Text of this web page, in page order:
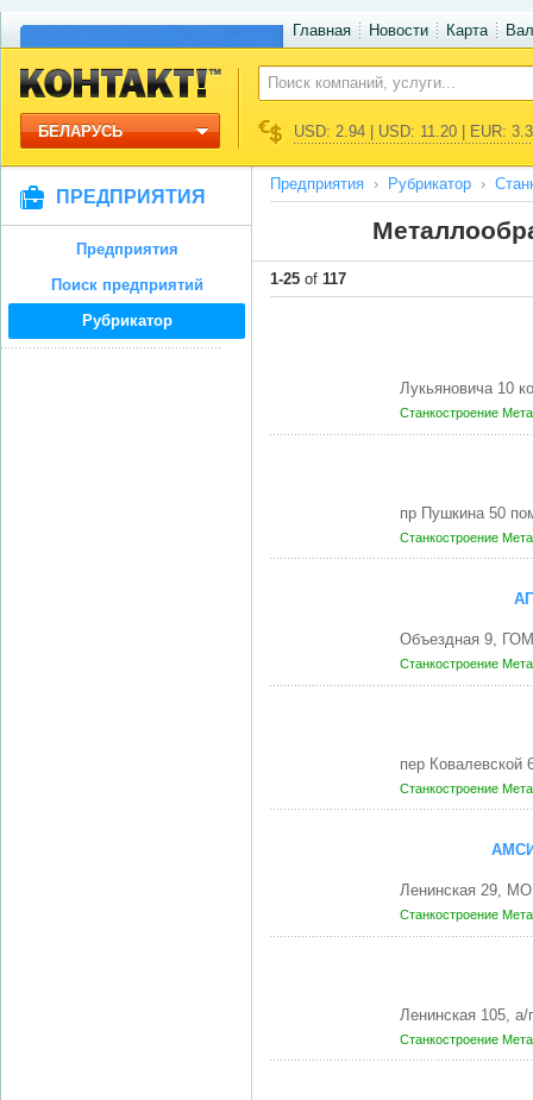
Главная Новости Карта
БЕЛАРУСЬ USD: 2.94 | USD: 11.20 | EUR:
ПРЕДПРИЯТИЯ
Предприятия
Поиск предприятий
Рубрикатор
Предприятия Рубрикатор
1-25 of 117
Лукьяновича 10
Станкостроение
пр Пушкина 50
Станкостроение
Объездная 9,
Станкостроение
пер
Станкостроение
Ленинская 29,
Станкостроение
Ленинская 105,
Станкостроение